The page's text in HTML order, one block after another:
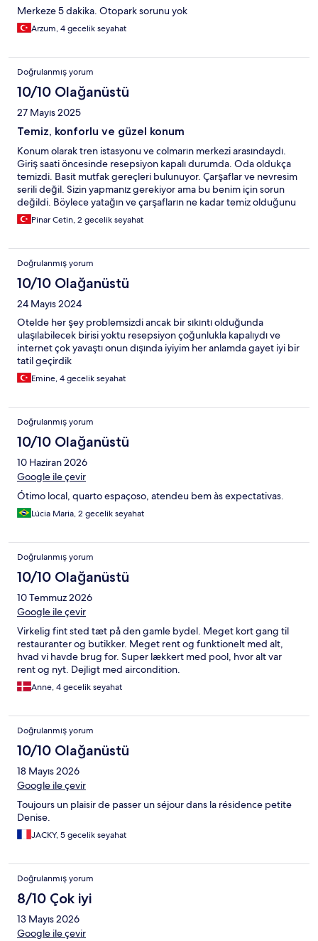
Merkeze 5 dakika. Otopark sorunu yok
Arzum, 4 gecelik seyahat
Doğrulanmış yorum
10/10 Olağanüstü
27 Mayıs 2025
Temiz, konforlu ve güzel konum
Konum olarak tren istasyonu ve colmarın merkezi arasındaydı.
Giriş saati öncesinde resepsiyon kapalı durumda. Oda oldukça
temizdi. Basit mutfak gereçleri bulunuyor. Çarşaflar ve nevresim
serili değil. Sizin yapmanız gerekiyor ama bu benim için sorun
değildi. Böylece yatağın ve çarşafların ne kadar temiz olduğunu
görebildim. Tek başıma konakladım. Güvenlik ile ilgili bir kaygım
olmadı. Yatak ve yastıklar oldukça konforluydu.
Pinar Cetin, 2 gecelik seyahat
Doğrulanmış yorum
10/10 Olağanüstü
24 Mayıs 2024
Otelde her şey problemsizdi ancak bir sıkıntı olduğunda
ulaşılabilecek birisi yoktu resepsiyon çoğunlukla kapalıydı ve
internet çok yavaştı onun dışında iyiyim her anlamda gayet iyi bir
tatil geçirdik
Emine, 4 gecelik seyahat
Doğrulanmış yorum
10/10 Olağanüstü
10 Haziran 2026
Google ile çevir
Ótimo local, quarto espaçoso, atendeu bem às expectativas.
Lúcia Maria, 2 gecelik seyahat
Doğrulanmış yorum
10/10 Olağanüstü
10 Temmuz 2026
Google ile çevir
Virkelig fint sted tæt på den gamle bydel. Meget kort gang til
restauranter og butikker. Meget rent og funktionelt med alt,
hvad vi havde brug for. Super lækkert med pool, hvor alt var
rent og nyt. Dejligt med aircondition.
Anne, 4 gecelik seyahat
Doğrulanmış yorum
10/10 Olağanüstü
18 Mayıs 2026
Google ile çevir
Toujours un plaisir de passer un séjour dans la résidence petite
Denise.
JACKY, 5 gecelik seyahat
Doğrulanmış yorum
8/10 Çok iyi
13 Mayıs 2026
Google ile çevir